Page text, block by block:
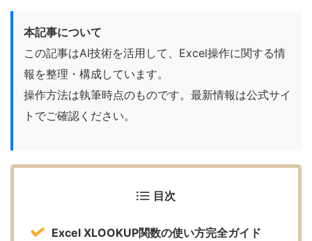
本記事について
この記事はAI技術を活用して、Excel操作に関する情
報を整理・構成しています。
操作方法は執筆時点のものです。最新情報は公式サイ
トでご確認ください。
目次
Excel XLOOKUP関数の使い方完全ガイド